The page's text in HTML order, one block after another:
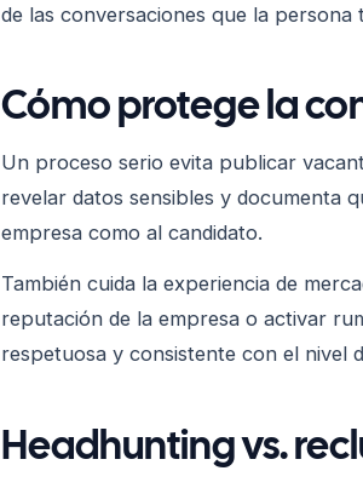
de las conversaciones que la
Cómo protege la
Un proceso serio evita publicar
revelar datos sensibles y documenta
empresa como al candidato.
También cuida la experiencia de
reputación de la empresa o activar
respetuosa y consistente con el nivel
Headhunting vs.